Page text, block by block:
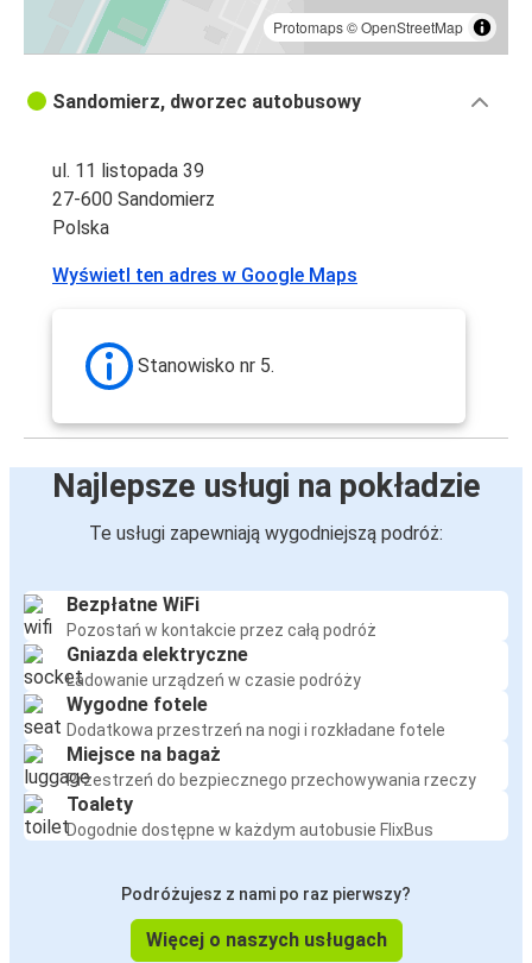
Protomaps©OpenStreetMap
Sandomierz, dworzec autobusowy
ul. 11 listopada 39
27-600 Sandomierz
Polska
Wyświetl ten adres w Google Maps
Stanowisko nr 5.
Najlepsze usługi na pokładzie
Te usługi zapewniają wygodniejszą podróż:
Bezpłatne WiFi
Pozostań w kontakcie przez całą podróż
Gniazda elektryczne
Ładowanie urządzeń w czasie podróży
Wygodne fotele
Dodatkowa przestrzeń na nogi i rozkładane fotele
Miejsce na bagaż
Przestrzeń do bezpiecznego przechowywania rzeczy
Toalety
Dogodnie dostępne w każdym autobusie FlixBus
Podróżujesz z nami po raz pierwszy?
Więcej o naszych usługach